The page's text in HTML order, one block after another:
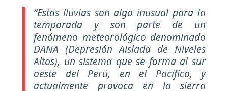
“Estas lluvias son algo inusual para la
temporada y son parte de un
fenómeno meteorológico denominado
DANA (Depresión Aislada de Niveles
Altos), un sistema que se forma al sur
oeste del Perú, en el Pacífico, y
actualmente provoca en la sierra